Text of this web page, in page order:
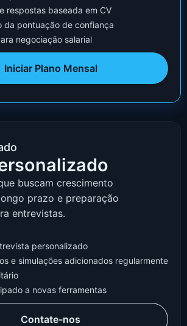
respostas baseada em CV
da pontuação de confiança
negociação salarial
Iniciar Plano Mensal
buscam crescimento
prazo e preparação
entrevistas.
personalizado
e simulações adicionados regularmente
a novas ferramentas
Contate-nos